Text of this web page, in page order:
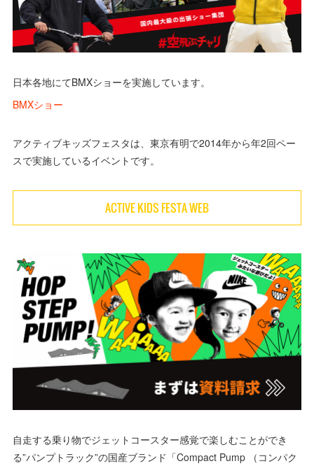
日本各地にてBMXショーを実施しています。
BMXショー
アクティブキッズフェスタは、東京有明で2014年から年2回ペー
スで実施しているイベントです。
ACTIVE KIDS FESTA WEB
自走する乗り物でジェットコースター感覚で楽しむことができ
る”パンプトラック”の国産ブランド「Compact Pump （コンパク